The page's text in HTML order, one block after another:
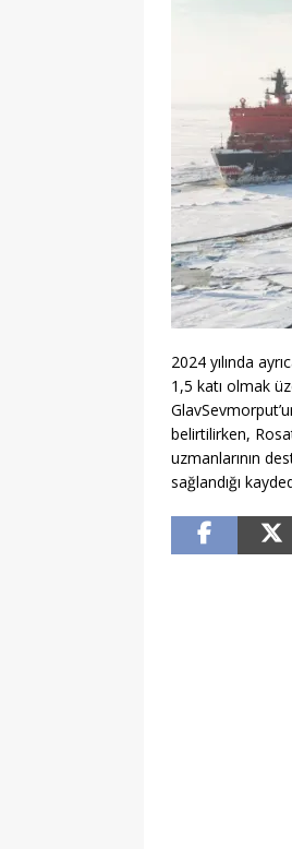
2024 yılında
1,5 katı olmak
belirtilirken,
uzmanlarının
sağlandığı